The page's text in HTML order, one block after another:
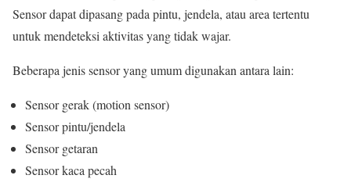
Sensor dapat dipasang pada pintu, jendela, atau area tertentu
untuk mendeteksi aktivitas yang tidak wajar.
Beberapa jenis sensor yang umum digunakan antara lain:
Sensor gerak (motion sensor)
Sensor pintu/jendela
Sensor getaran
Sensor kaca pecah